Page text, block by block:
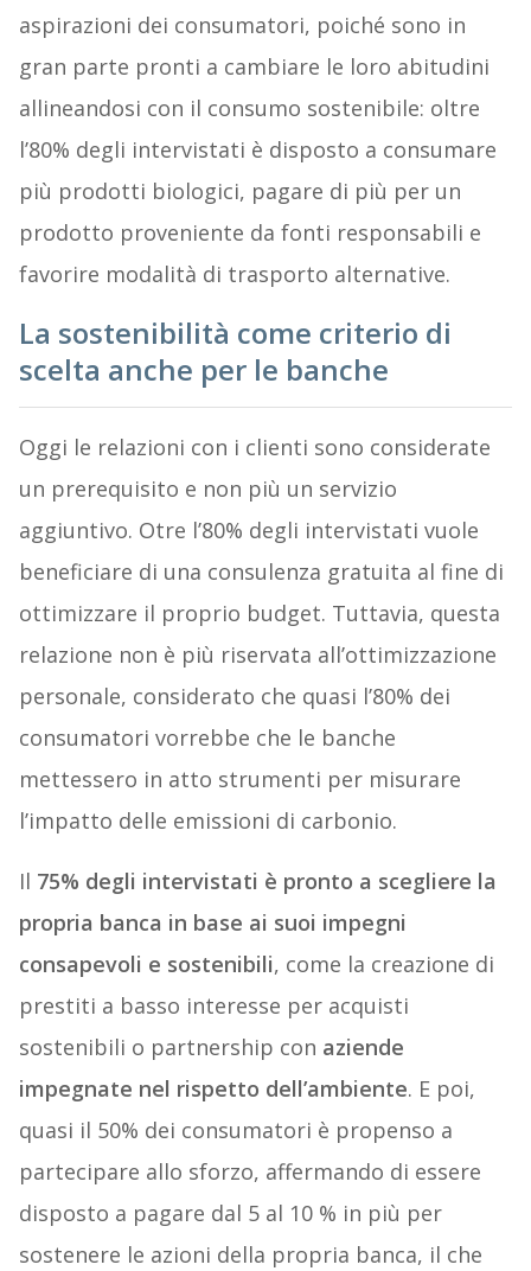
aspirazioni dei consumatori, poiché sono in
gran parte pronti a cambiare le loro abitudini
allineandosi con il consumo sostenibile: oltre
l’80% degli intervistati è disposto a consumare
più prodotti biologici, pagare di più per un
prodotto proveniente da fonti responsabili e
favorire modalità di trasporto alternative.
La sostenibilità come criterio di
scelta anche per le banche
Oggi le relazioni con i clienti sono considerate
un prerequisito e non più un servizio
aggiuntivo. Otre l’80% degli intervistati vuole
beneficiare di una consulenza gratuita al fine di
ottimizzare il proprio budget. Tuttavia, questa
relazione non è più riservata all’ottimizzazione
personale, considerato che quasi l’80% dei
consumatori vorrebbe che le banche
mettessero in atto strumenti per misurare
l’impatto delle emissioni di carbonio.
Il 75% degli intervistati è pronto a scegliere la
propria banca in base ai suoi impegni
consapevoli e sostenibili, come la creazione di
prestiti a basso interesse per acquisti
sostenibili o partnership con aziende
impegnate nel rispetto dell’ambiente. E poi,
quasi il 50% dei consumatori è propenso a
partecipare allo sforzo, affermando di essere
disposto a pagare dal 5 al 10 % in più per
sostenere le azioni della propria banca, il che